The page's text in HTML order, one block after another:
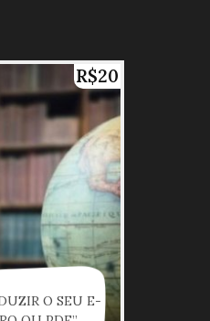
R$20
O SEU E-